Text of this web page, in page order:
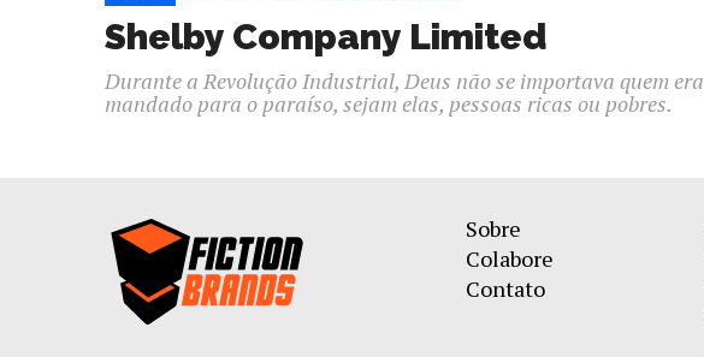
Shelby Company Limited
Durante a Revolução Industrial, Deus não se importava quem era
mandado para o paraíso, sejam elas, pessoas ricas ou pobres.
Sobre
Colabore
Contato